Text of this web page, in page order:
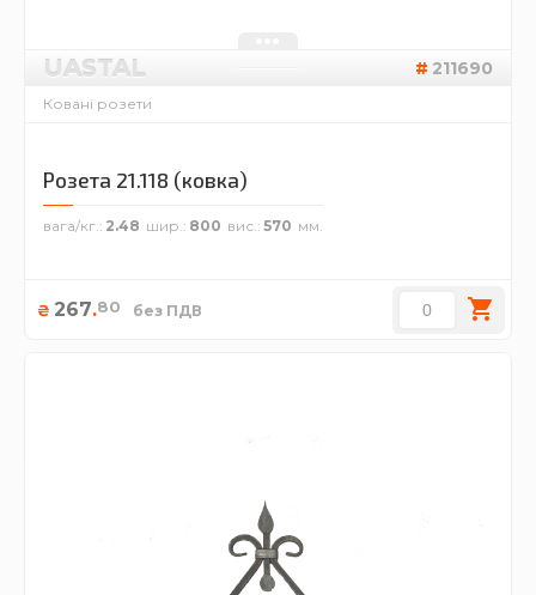
UASTAL 211690
Ковані розети
Розета 21.118 (ковка)
вага/кг. 2.48 шир. 800 вис. 570
₴ 267.80 без ПДВ